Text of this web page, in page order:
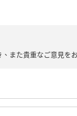
また貴重なご意見を